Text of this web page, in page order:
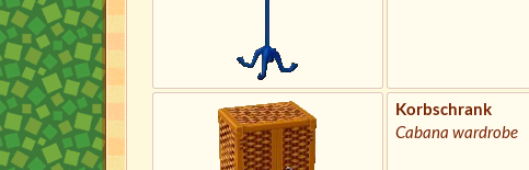
Korbschrank
Cabana wardrobe